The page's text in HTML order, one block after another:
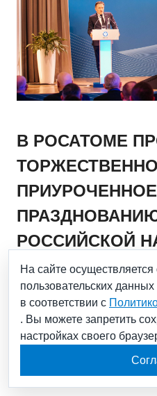
В РОСАТОМЕ
РОССИЙСКОЙ
08.02.2023
В преддверии Дня
Госкорпорации «Росатом»
праздничной дате и
прошедшего года.
На сайте осуществляется
пользовательских
в соответствии с
. Вы можете запретить
настройках своего